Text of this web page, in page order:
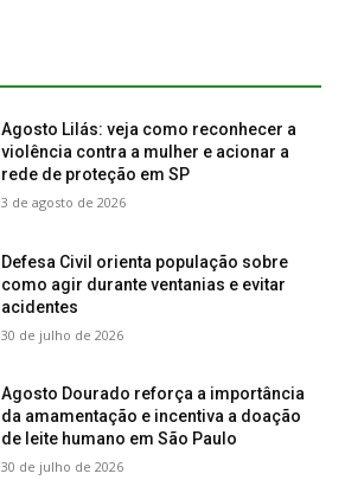
Agosto Lilás: veja como reconhecer a
violência contra a mulher e acionar a
rede de proteção em SP
3 de agosto de 2026
Defesa Civil orienta população sobre
como agir durante ventanias e evitar
acidentes
30 de julho de 2026
Agosto Dourado reforça a importância
da amamentação e incentiva a doação
de leite humano em São Paulo
30 de julho de 2026